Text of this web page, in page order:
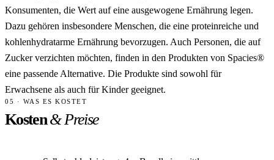
Konsumenten, die Wert auf eine ausgewogene Ernährung legen.
Dazu gehören insbesondere Menschen, die eine proteinreiche und
kohlenhydratarme Ernährung bevorzugen. Auch Personen, die auf
Zucker verzichten möchten, finden in den Produkten von Spacies®
eine passende Alternative. Die Produkte sind sowohl für
Erwachsene als auch für Kinder geeignet.
05 · WAS ES KOSTET
Kosten& Preise